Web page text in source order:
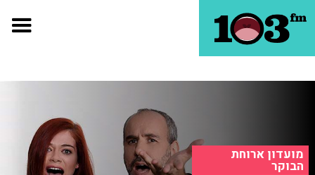
מועדון ארוחת
הבוקר